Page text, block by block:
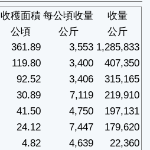
收穫面積 每公頃收量
收量
公頃 公斤
公斤
361.89 3,553 1,285,833
119.80 3,400
407,350
92.52 3,406
315,165
30.89 7,119
219,910
41.50 4,750
197,131
24.12 7,447
179,620
4.82 4,639
22,360